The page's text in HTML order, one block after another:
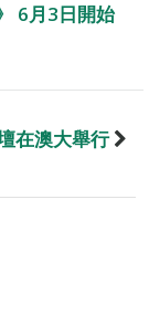
6月3日開始
在澳大舉行